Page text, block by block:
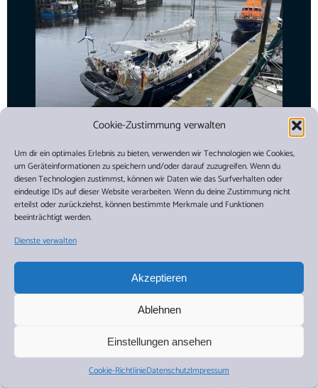
Cookie-Zustimmung verwalten
Um dir ein optimales Erlebnis zu bieten, verwenden wir Technologien wie Cookies,
um Geräteinformationen zu speichern und/oder darauf zuzugreifen. Wenn du
diesen Technologien zustimmst, können wir Daten wie das Surfverhalten oder
eindeutige IDs auf dieser Website verarbeiten. Wenn du deine Zustimmung nicht
erteilst oder zurückziehst, können bestimmte Merkmale und Funktionen
beeinträchtigt werden.
Dienste verwalten
Akzeptieren
Ablehnen
Einstellungen ansehen
Cookie-RichtlinieDatenschutzImpressum